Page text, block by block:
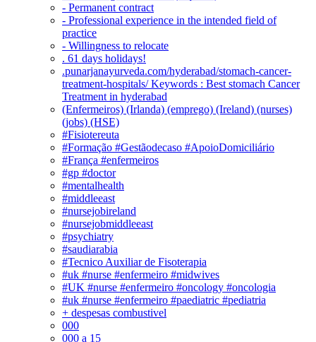
- Permanent contract
- Professional experience in the intended field of
practice
- Willingness to relocate
. 61 days holidays!
.punarjanayurveda.com/hyderabad/stomach-cancer-
treatment-hospitals/ Keywords : Best stomach Cancer
Treatment in hyderabad
(Enfermeiros) (Irlanda) (emprego) (Ireland) (nurses)
(jobs) (HSE)
#Fisiotereuta
#Formação #Gestãodecaso #ApoioDomiciliário
#França #enfermeiros
#gp #doctor
#mentalhealth
#middleeast
#nursejobireland
#nursejobmiddleeast
#psychiatry
#saudiarabia
#Tecnico Auxiliar de Fisoterapia
#uk #nurse #enfermeiro #midwives
#UK #nurse #enfermeiro #oncology #oncologia
#uk #nurse #enfermeiro #paediatric #pediatria
+ despesas combustivel
000
000 a 15